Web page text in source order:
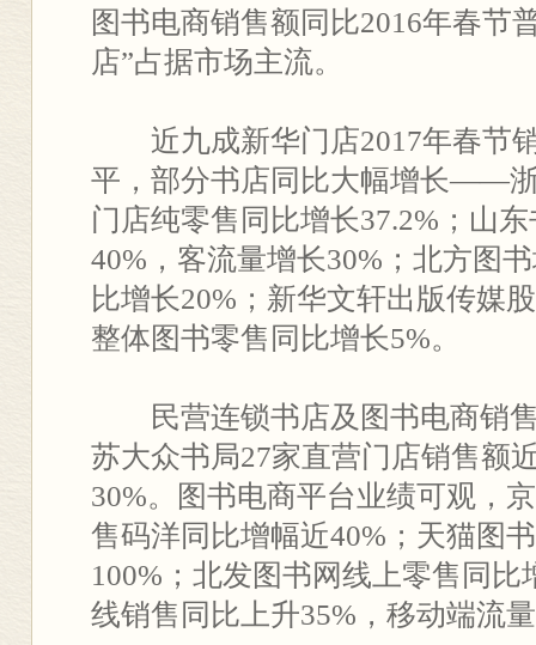
图书电商销售额同比2016年春节
店”占据市场主流。
近九成新华门店2017年春节
平，部分书店同比大幅增长——
门店纯零售同比增长37.2%；山
40%，客流量增长30%；北方图
比增长20%；新华文轩出版传媒
整体图书零售同比增长5%。
民营连锁书店及图书电商销售
苏大众书局27家直营门店销售额
30%。图书电商平台业绩可观，
售码洋同比增幅近40%；天猫图
100%；北发图书网线上零售同比
线销售同比上升35%，移动端流